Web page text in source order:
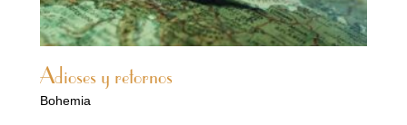
Adioses y retornos
Bohemia